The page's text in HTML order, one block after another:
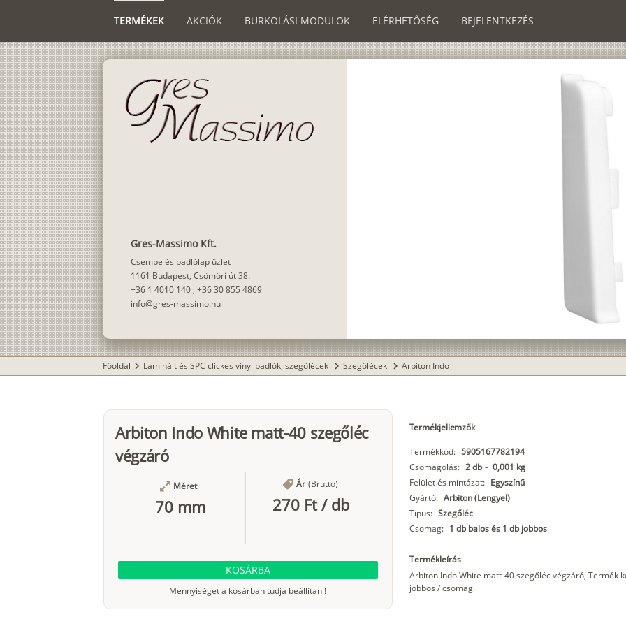
TERMÉKEK AKCIÓK BURKOLÁSI MODULOK ELÉRHETŐSÉG BEJELENTKEZÉS
Gres-Massimo Kft.
Csempe és padlólap üzlet
1161 Budapest, Csömöri út 38.
+36 1 4010 140 , +36 30 855 4869
info@gres-massimo.hu
Főoldal chevron_right Laminált és SPC clickes vinyl padlók, szegőlécek chevron_right Szegőlécek chevron_right Arbiton Indo
Arbiton Indo White matt-40 szegőléc
végzáró
Méret
70 mm
Ár (Bruttó)
270 Ft/ db
KOSÁRBA
Mennyiséget a kosárban tudja beállítani!
Termékjellemzők
Termékkód: 5905167782194
Csomagolás: 2 db - 0,001 kg
Felület és mintázat: Egyszínű
Gyártó: Arbiton (Lengyel)
Típus: Szegőléc
Csomag: 1 db balos és 1 db jobbos
Termékleírás
Arbiton Indo White matt-40 szegőléc végzáró, Termék
jobbos / csomag.